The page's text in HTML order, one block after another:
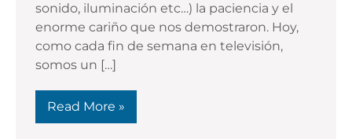
sonido, iluminación etc…) la paciencia y el
enorme cariño que nos demostraron. Hoy,
como cada fin de semana en televisión,
somos un […]
Read More »